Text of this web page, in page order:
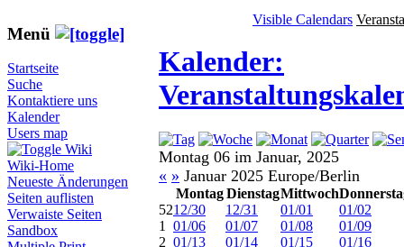
Menü
Startseite
Suche
Kontaktiere uns
Kalender
Users map
Wiki
Wiki-Home
Neueste Änderungen
Seiten auflisten
Verwaiste Seiten
Sandbox
Visible Calendars
Kalender:
Montag 06 im Januar, 2025
« » Januar 2025 Europe/Berlin
Montag DienstagMittwoch
5212/30 12/31 01/01
01/02
1
01/06 01/07 01/08
01/09
2 01/13 01/14 01/15
01/16